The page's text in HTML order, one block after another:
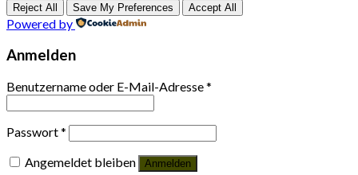
Reject All Save My Preferences Accept All
Powered by
Anmelden
Benutzername oder E-Mail-Adresse*
Passwort*
Angemeldet bleiben
Anmelden